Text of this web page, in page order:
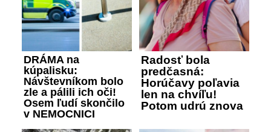
DRÁMA na
kúpalisku:
Návštevníkom bolo
zle a pálili ich oči!
Osem ľudí skončilo
v NEMOCNICI
Radosť bola
predčasná:
Horúčavy poľavia
len na chvíľu!
Potom udrú znova